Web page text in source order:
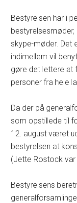
Bestyrelsen har i
skype-møder. Det
indimellem vil
gøre det lettere at
personer fra hele
Da der på
som opstillede til
12. august været
bestyrelsen at
(Jette Rostock var
Bestyrelsens